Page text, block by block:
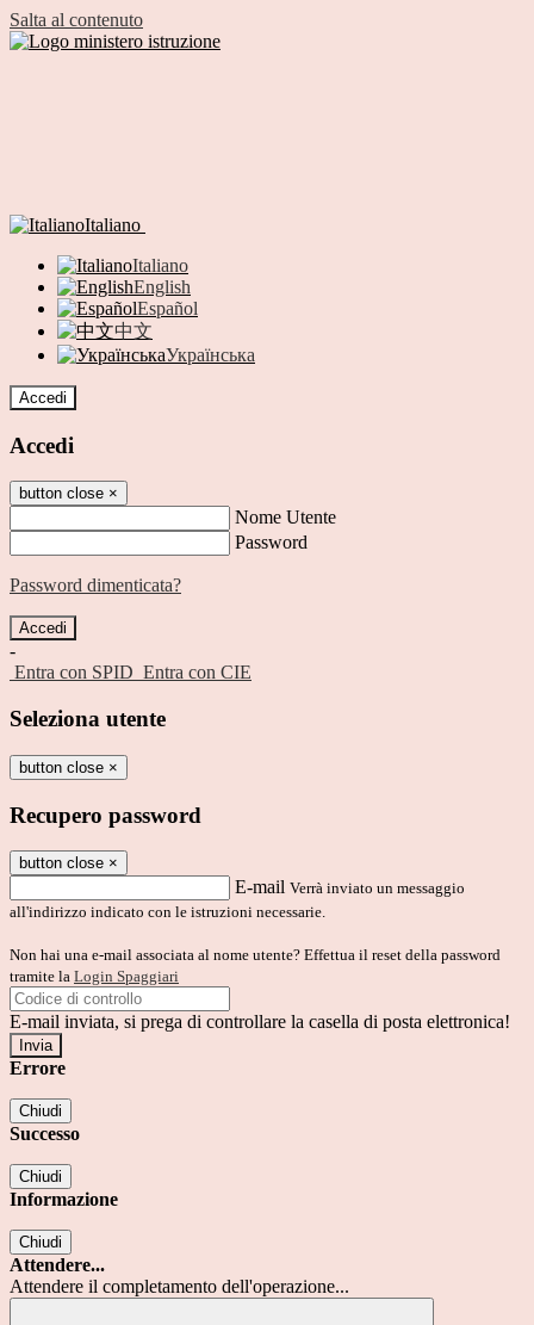
Salta al contenuto
Italiano
Italiano
English
Español
中文
Українська
Accedi
Accedi
button close ×
Nome Utente
Password
Password dimenticata?
-
Entra con SPID Entra con CIE
Seleziona utente
button close ×
Recupero password
button close ×
E-mail Verrà inviato un messaggio
all'indirizzo indicato con le istruzioni necessarie.
Non hai una e-mail associata al nome utente? Effettua il reset della password
tramite la Login Spaggiari
E-mail inviata, si prega di controllare la casella di posta elettronica!
Errore
Chiudi
Successo
Chiudi
Informazione
Chiudi
Attendere...
Attendere il completamento dell'operazione...